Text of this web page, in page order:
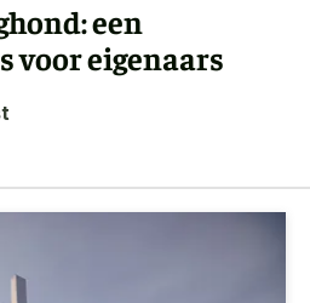
een
voor eigenaars